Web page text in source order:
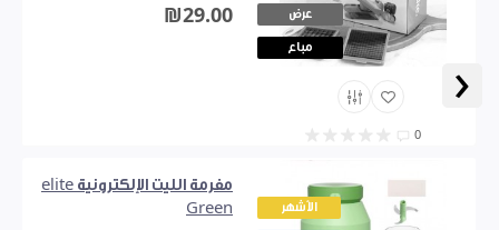
‹
عرض
مباع
0
₪29.00
الأشهر
مفرمة الليت الإلكترونية elite
Green